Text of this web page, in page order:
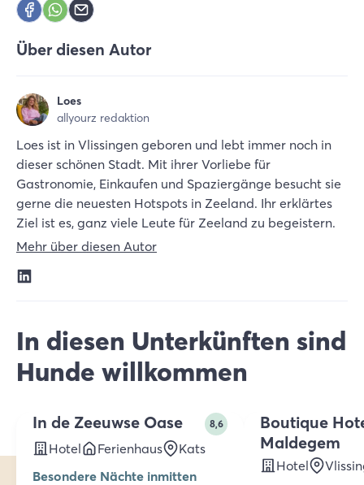
Über diesen Autor
Loes
allyourz redaktion
Loes ist in Vlissingen geboren und lebt immer noch in
dieser schönen Stadt. Mit ihrer Vorliebe für
Gastronomie, Einkaufen und Spaziergänge besucht sie
gerne die neuesten Hotspots in Zeeland. Ihr erklärtes
Ziel ist es, ganz viele Leute für Zeeland zu begeistern.
Mehr über diesen Autor
In diesen Unterkünften sind
Hunde willkommen
2 t/m 5 pers.
In de Zeeuwse Oase 8,6
Hotel Ferienhaus
Kats
Besondere Nächte inmitten
Boutique
Maldegem
Hotel